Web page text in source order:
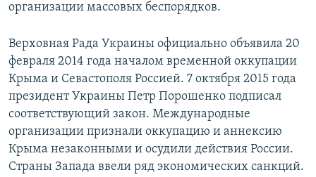
организации массовых беспорядков.
Верховная Рада Украины официально объявила 20
февраля 2014 года началом временной оккупации
Крыма и Севастополя Россией. 7 октября 2015 года
президент Украины Петр Порошенко подписал
соответствующий закон. Международные
организации признали оккупацию и аннексию
Крыма незаконными и осудили действия России.
Страны Запада ввели ряд экономических санкций.